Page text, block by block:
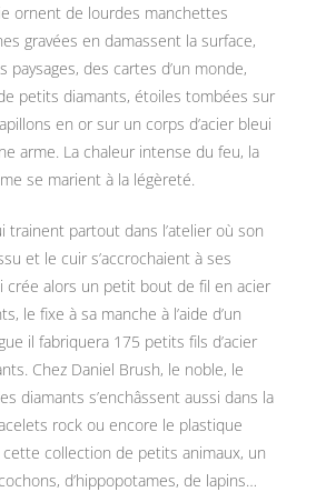
ornent de lourdes manchettes
gravées en damassent la surface,
des cartes d’un monde,
petits diamants, étoiles tombées sur
en or sur un corps d’acier bleui
arme. La chaleur intense du feu, la
se marient à la légèreté.
trainent partout dans l’atelier où son
et le cuir s’accrochaient à ses
crée alors un petit bout de fil en acier
le fixe à sa manche à l’aide d’un
il fabriquera 175 petits fils d’acier
Chez Daniel Brush, le noble, le
diamants s’enchâssent aussi dans la
rock ou encore le plastique
collection de petits animaux, un
d’hippopotames, de lapins…